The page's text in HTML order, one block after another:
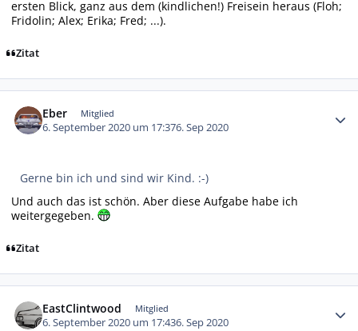
ersten Blick, ganz aus dem (kindlichen!) Freisein heraus (Floh;
Fridolin; Alex; Erika; Fred; ...).
Zitat
Eber Mitglied
6. September 2020 um 17:376. Sep 2020
Gerne bin ich und sind wir Kind. :-)
Und auch das ist schön. Aber diese Aufgabe habe ich
weitergegeben.
Zitat
EastClintwood Mitglied
6. September 2020 um 17:436. Sep 2020